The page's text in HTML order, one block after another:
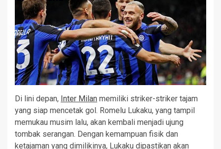
Di lini depan, Inter Milan memiliki striker-striker tajam
yang siap mencetak gol. Romelu Lukaku, yang tampil
memukau musim lalu, akan kembali menjadi ujung
tombak serangan. Dengan kemampuan fisik dan
ketajaman yang dimilikinya, Lukaku dipastikan akan